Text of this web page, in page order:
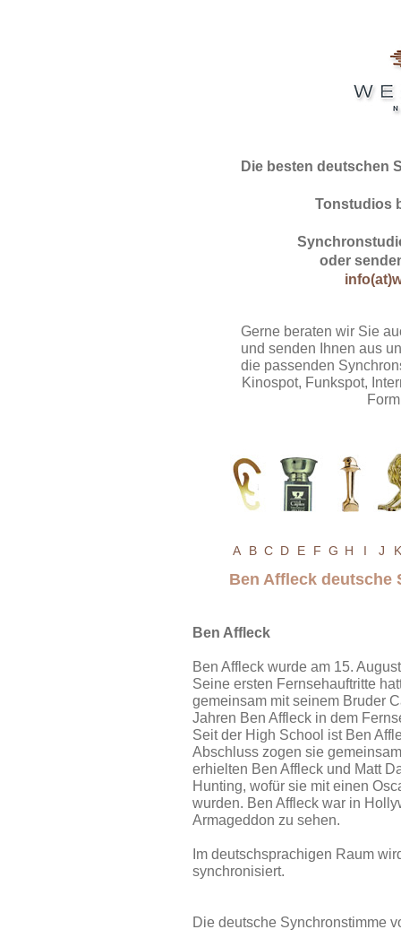
Die besten deutschen
Tonstudios
oder
Gerne beraten wir Sie
und senden Ihnen aus
die passenden
Kinospot, Funkspot,
A B C D E F G H I J K
Ben Affleck deutsche
Ben Affleck
Ben Affleck wurde am 15.
Seine ersten Fernsehauftritte
gemeinsam mit seinem Bruder
Jahren Ben Affleck in dem
Seit der High School ist Ben
Abschluss zogen sie
erhielten Ben Affleck und Matt
Hunting, wofür sie mit einen
wurden. Ben Affleck war in
Armageddon zu sehen.
Im deutschsprachigen Raum
synchronisiert.
Die deutsche Synchronstimme